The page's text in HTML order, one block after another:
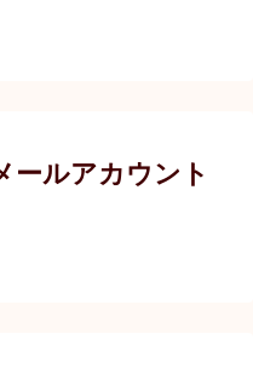
ールアカウント